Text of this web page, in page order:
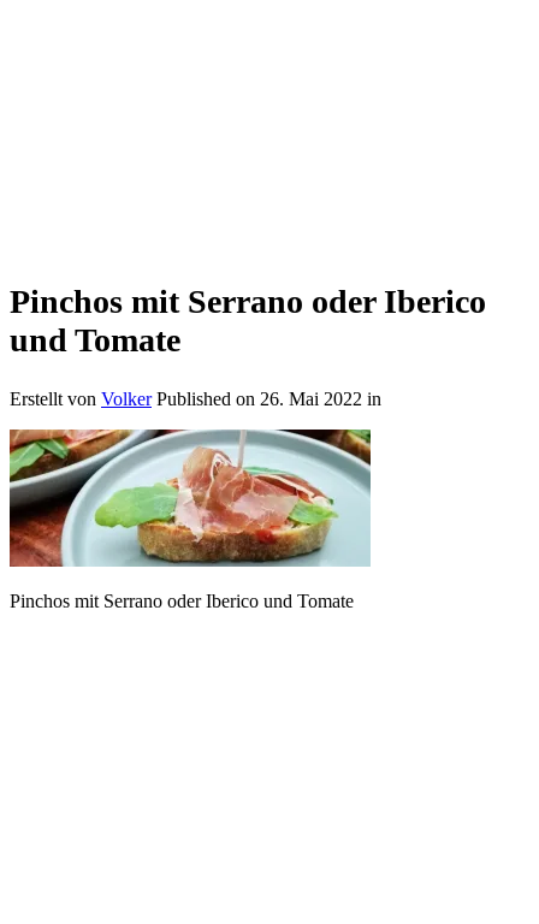
Pinchos mit Serrano oder Iberico
und Tomate
Erstellt von Volker Published on 26. Mai 2022 in
Pinchos mit Serrano oder Iberico und Tomate